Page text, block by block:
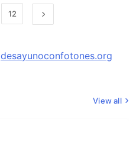
12
desayunoconfotones.org
View all